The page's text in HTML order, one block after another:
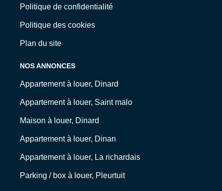
Politique de confidentialité
Politique des cookies
Plan du site
NOS ANNONCES
Appartement à louer, Dinard
Appartement à louer, Saint malo
Maison à louer, Dinard
Appartement à louer, Dinan
Appartement à louer, La richardais
Parking / box à louer, Pleurtuit